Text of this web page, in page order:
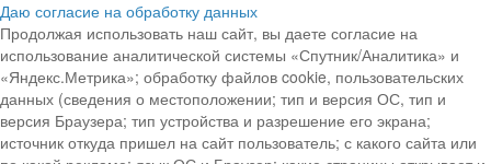
Даю согласие на обработку данных
Продолжая использовать наш сайт, вы даете согласие на
использование аналитической системы «Спутник/Аналитика» и
«Яндекс.Метрика»; обработку файлов cookie, пользовательских
данных (сведения о местоположении; тип и версия ОС, тип и
версия Браузера; тип устройства и разрешение его экрана;
источник откуда пришел на сайт пользователь; с какого сайта или